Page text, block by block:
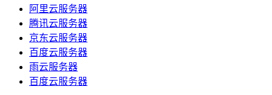
阿里云服务器
腾讯云服务器
京东云服务器
百度云服务器
雨云服务器
百度云服务器